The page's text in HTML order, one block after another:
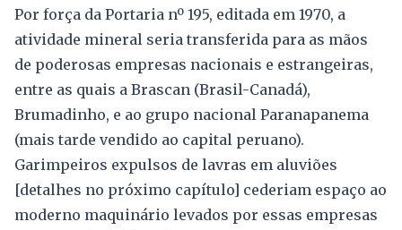
Por força da Portaria nº 195, editada em 1970, a
atividade mineral seria transferida para as mãos
de poderosas empresas nacionais e estrangeiras,
entre as quais a Brascan (Brasil-Canadá),
Brumadinho, e ao grupo nacional Paranapanema
(mais tarde vendido ao capital peruano).
Garimpeiros expulsos de lavras em aluviões
[detalhes no próximo capítulo] cederiam espaço ao
moderno maquinário levados por essas empresas